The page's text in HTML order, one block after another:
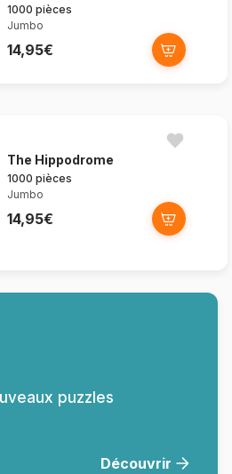
1000 pièces
Jumbo
14,95€
The Hippodrome
1000 pièces
Jumbo
14,95€
puzzles
Découvrir